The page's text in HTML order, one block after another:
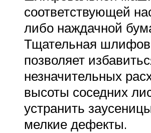
соответствующей
либо наждачной
Тщательная
позволяет
незначительных
высоты соседних
устранить
мелкие дефекты.